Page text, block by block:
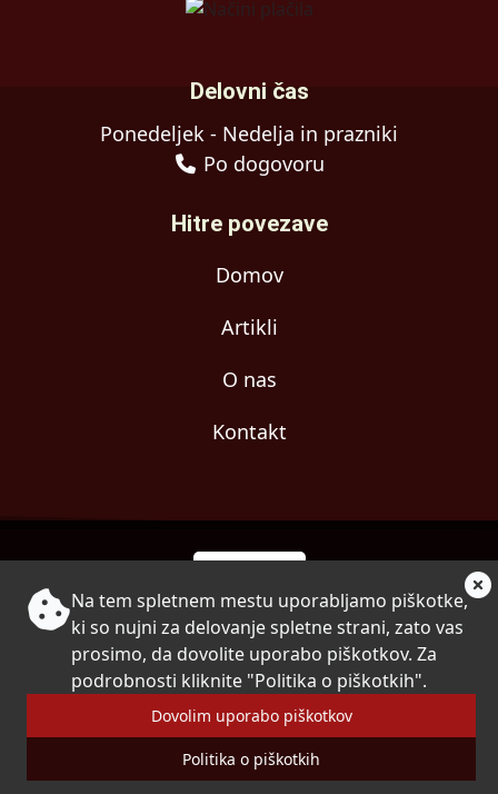
Delovni čas
Ponedeljek - Nedelja in prazniki
Po dogovoru
Hitre povezave
Domov
Artikli
O nas
Kontakt
© 2024 Copyright Ujemi.si
Politika piškotkov
Splošni pogoji uporabe
Pogoji poslovanja z darilnimi boni
Na tem spletnem mestu uporabljamo piškotke,
ki so nujni za delovanje spletne strani, zato vas
prosimo, da dovolite uporabo piškotkov. Za
podrobnosti kliknite "Politika o piškotkih".
Dovolim uporabo piškotkov
Politika o piškotkih